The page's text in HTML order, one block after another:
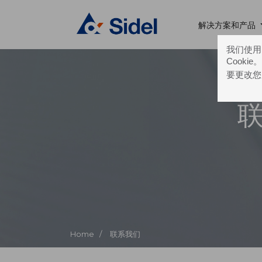
我们使
Cookie
要更改
解决方案和产品
Home / 联系我们